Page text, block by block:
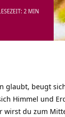
2 MIN
glaubt, beugt
Himmel und
wirst du zum